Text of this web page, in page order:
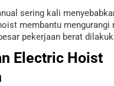
sering kali
membantu
pekerjaan berat
Electric Hoist